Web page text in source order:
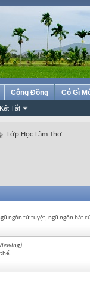
Tắt
Cộng Đồng Có Gì
Lớp Học Làm Thơ
ngôn tứ tuyệt, ngũ ngôn bát